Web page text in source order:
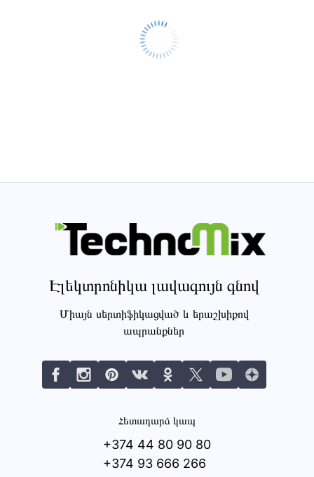
Էլեկտրոնիկա լավագույն գնով
Միայն սերտիֆիկացված և երաշխիքով
ապրանքներ
Հետադարձ կապ
+374 44 80 90 80
+374 93 666 266